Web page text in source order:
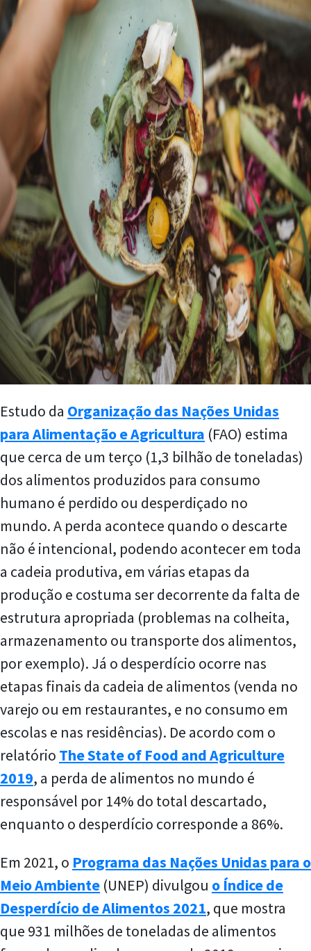
Estudo da Organização das Nações Unidas
para Alimentação e Agricultura (FAO) estima
que cerca de um terço (1,3 bilhão de toneladas)
dos alimentos produzidos para consumo
humano é perdido ou desperdiçado no
mundo. A perda acontece quando o descarte
não é intencional, podendo acontecer em toda
a cadeia produtiva, em várias etapas da
produção e costuma ser decorrente da falta de
estrutura apropriada (problemas na colheita,
armazenamento ou transporte dos alimentos,
por exemplo). Já o desperdício ocorre nas
etapas finais da cadeia de alimentos (venda no
varejo ou em restaurantes, e no consumo em
escolas e nas residências). De acordo com o
relatório The State of Food and Agriculture
2019, a perda de alimentos no mundo é
responsável por 14% do total descartado,
enquanto o desperdício corresponde a 86%.
Em 2021, o Programa das Nações Unidas para o
Meio Ambiente (UNEP) divulgou o Índice de
Desperdício de Alimentos 2021, que mostra
que 931 milhões de toneladas de alimentos